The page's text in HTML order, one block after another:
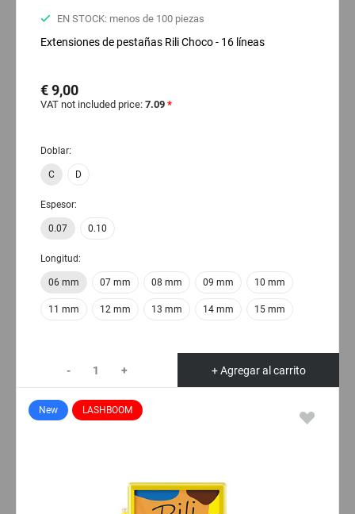
EN STOCK: menos de 100 piezas
Extensiones de pestañas Rili Choco - 16 líneas
€ 9,00
VAT not included price: 7.09 *
Doblar:
C D
Espesor:
0.07 0.10
Longitud:
06 mm 07 mm 08 mm 09 mm 10 mm
11 mm 12 mm 13 mm 14 mm 15 mm
- + + Agregar al carrito
New LASHBOOM